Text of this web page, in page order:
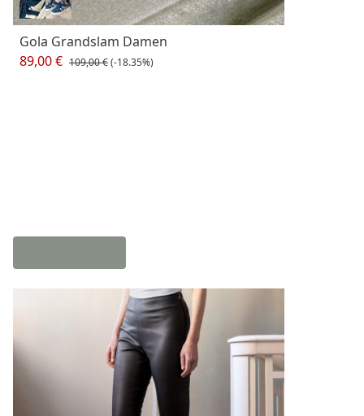
Gola Grandslam Damen
89,00 € 109,00 €(-18.35%)